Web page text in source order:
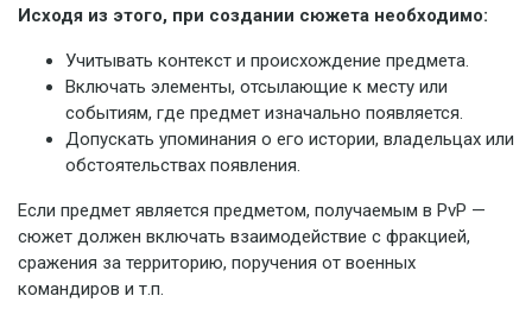
Исходя из этого, при создании сюжета необходимо:
Учитывать контекст и происхождение предмета.
Включать элементы, отсылающие к месту или
событиям, где предмет изначально появляется.
Допускать упоминания о его истории, владельцах или
обстоятельствах появления.
Если предмет является предметом, получаемым в PvP —
сюжет должен включать взаимодействие с фракцией,
сражения за территорию, поручения от военных
командиров и т.п.